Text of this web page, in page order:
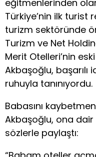
eğitmenlerinden
Türkiye’nin ilk turist
turizm sektöründe
Turizm ve Net
Merit Otelleri’nin
Akbaşoğlu,
ruhuyla tanınıyordu.
Babasını
Akbaşoğlu, ona dair
sözlerle paylaştı: